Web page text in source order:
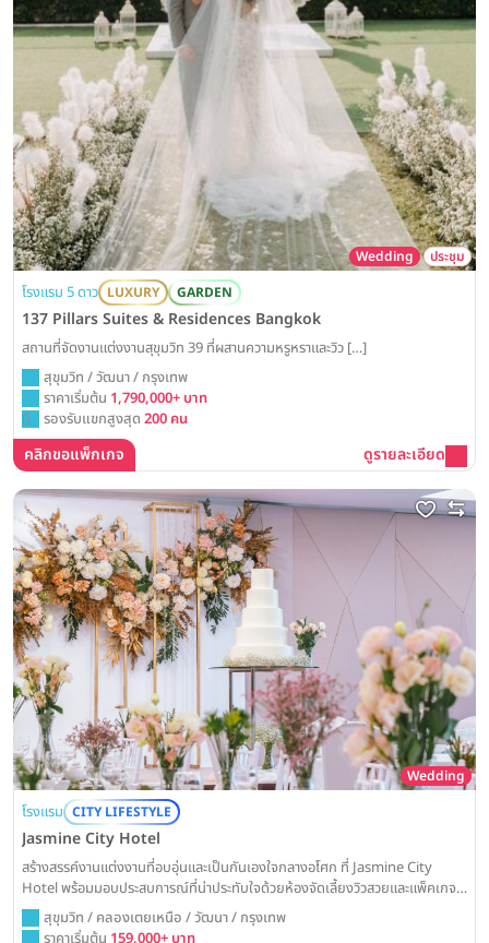
Wedding ประชุม
โรงแรม 5 ดาว LUXURY GARDEN
137 Pillars Suites & Residences Bangkok
สถานที่จัดงานแต่งงานสุขุมวิท 39 ที่ผสานความหรูหราและวิว […]
สุขุมวิท / วัฒนา / กรุงเทพ
ราคาเริ่มต้น 1,790,000+ บาท
รองรับแขกสูงสุด 200 คน
คลิกขอแพ็กเกจ ดูรายละเอียด
Wedding
โรงแรม CITY LIFESTYLE
Jasmine City Hotel
สร้างสรรค์งานแต่งงานที่อบอุ่นและเป็นกันเองใจกลางอโศก ที่ Jasmine City
Hotel พร้อมมอบประสบการณ์ที่น่าประทับใจด้วยห้องจัดเลี้ยงวิวสวยและแพ็คเกจที่
คุ้มค่า ให้วันสำคัญของคุณเต็มไปด้วยรอยยิ้มและความสุข
สุขุมวิท / คลองเตยเหนือ / วัฒนา / กรุงเทพ
ราคาเริ่มต้น 159,000+ บาท